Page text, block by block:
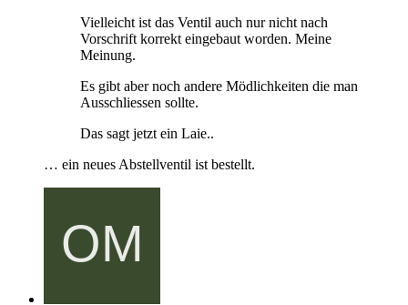
Vielleicht ist das Ventil auch nur nicht nach
Vorschrift korrekt eingebaut worden. Meine
Meinung.
Es gibt aber noch andere Mödlichkeiten die man
Ausschliessen sollte.
Das sagt jetzt ein Laie..
… ein neues Abstellventil ist bestellt.